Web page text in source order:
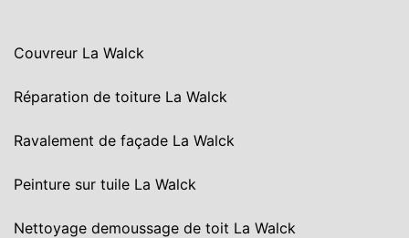
Couvreur La Walck
Réparation de toiture La Walck
Ravalement de façade La Walck
Peinture sur tuile La Walck
Nettoyage demoussage de toit La Walck